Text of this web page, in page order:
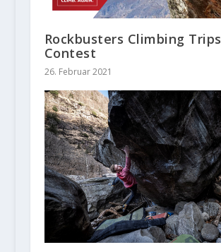
Rockbusters Climbing Trips
Contest
26. Februar 2021